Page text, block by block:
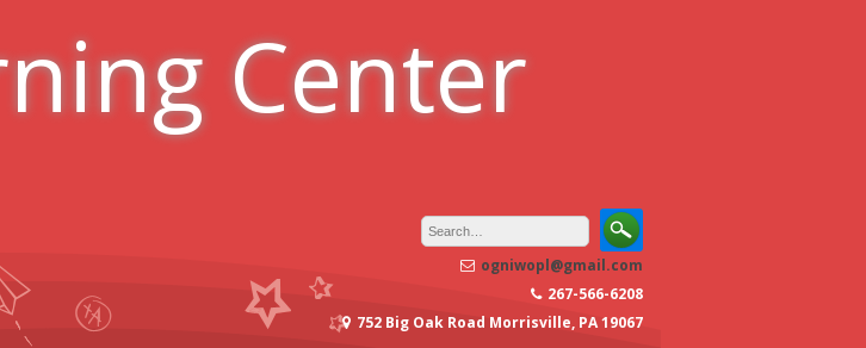
Center
ogniwopl@gmail.com
267-566-6208
752 Big Oak Road Morrisville, PA 19067